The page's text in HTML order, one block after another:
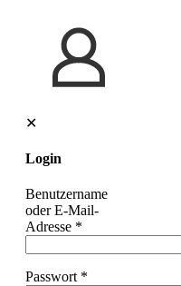
✕
Login
Benutzername
oder E-Mail-
Adresse *
Passwort *